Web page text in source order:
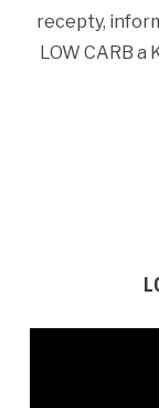
recepty,
LOW CARB a